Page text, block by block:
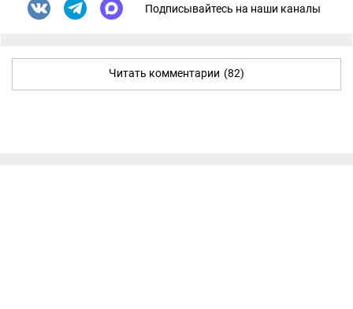
Подписывайтесь на наши каналы
Читать комментарии (82)